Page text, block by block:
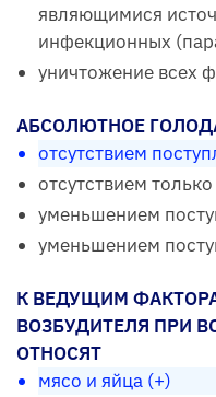
являющимися
инфекционных
уничтожение всех
АБСОЛЮТНОЕ
отсутствием
отсутствием
уменьшением
уменьшением
К ВЕДУЩИМ
ВОЗБУДИТЕЛЯ ПРИ
ОТНОСЯТ
мясо и яйца (+)